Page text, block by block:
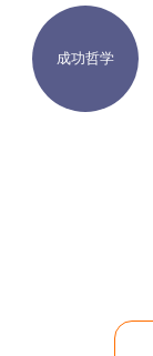
成功哲学